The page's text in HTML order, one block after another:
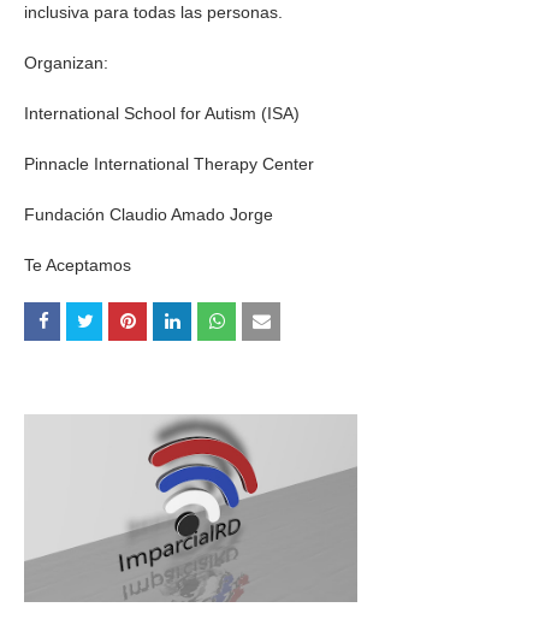
inclusiva para todas las personas.
Organizan:
International School for Autism (ISA)
Pinnacle International Therapy Center
Fundación Claudio Amado Jorge
Te Aceptamos